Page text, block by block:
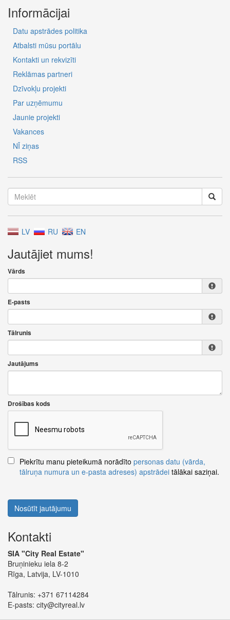
Informācijai
Datu apstrādes politika
Atbalsti mūsu portālu
Kontakti un rekvizīti
Reklāmas partneri
Dzīvokļu projekti
Par uzņēmumu
Jaunie projekti
Vakances
NĪ ziņas
RSS
LV RU EN
Jautājiet mums!
Vārds
E-pasts
Tālrunis
Jautājums
Drošības kods
Piekrītu manu pieteikumā norādīto personas datu (vārda,
tālruņa numura un e-pasta adreses) apstrādei tālākai saziņai.
Nosūtīt jautājumu
Kontakti
SIA "City Real Estate"
Bruņinieku iela 8-2
Rīga, Latvija, LV-1010
Tālrunis: +371 67114284
E-pasts: city@cityreal.lv